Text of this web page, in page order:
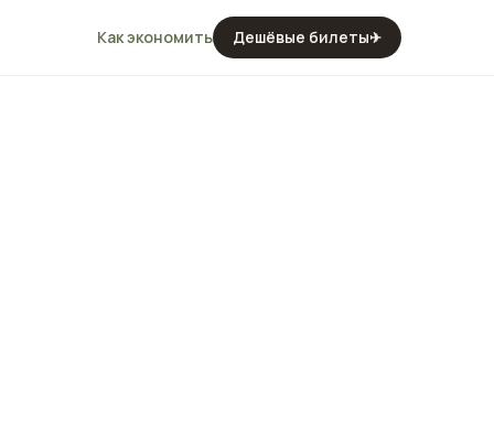
Как экономить Дешёвые билеты✈